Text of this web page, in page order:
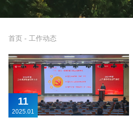
首页 - 工作动态
11
2025.01